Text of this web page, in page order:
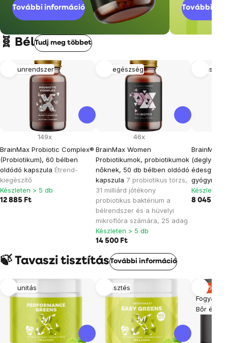
További információ További
🧬 BélTudj meg többet
Immunrendszer
BrainMax Probiotic Complex®
(Probiotikum), 60 bélben
oldódó kapszula Étrend-
kiegészítő
149x
Készleten > 5 db
12 885 Ft
Női egészség
BrainMax Women
Probiotikumok, probiotikumok
nőknek, 50 db bélben oldódó
kapszula 7 probiotikus törzs,
31 milliárd jótékony
probiotikus baktérium a
bélrendszer és a hüvelyi
mikroflóra számára, 25 adag
46x
Készleten > 5 db
14 500 Ft
Emésztés
BrainMax
Készleten
8 045 Ft
🍃 Tavaszi tisztításTovábbi információ
Immunitás Emésztés
Fogyás
Bőr és haj
–50%